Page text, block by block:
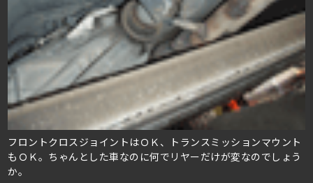
フロントクロスジョイントはＯＫ、トランスミッションマウント
もＯＫ。ちゃんとした車なのに何でリヤーだけが変なのでしょう
か。